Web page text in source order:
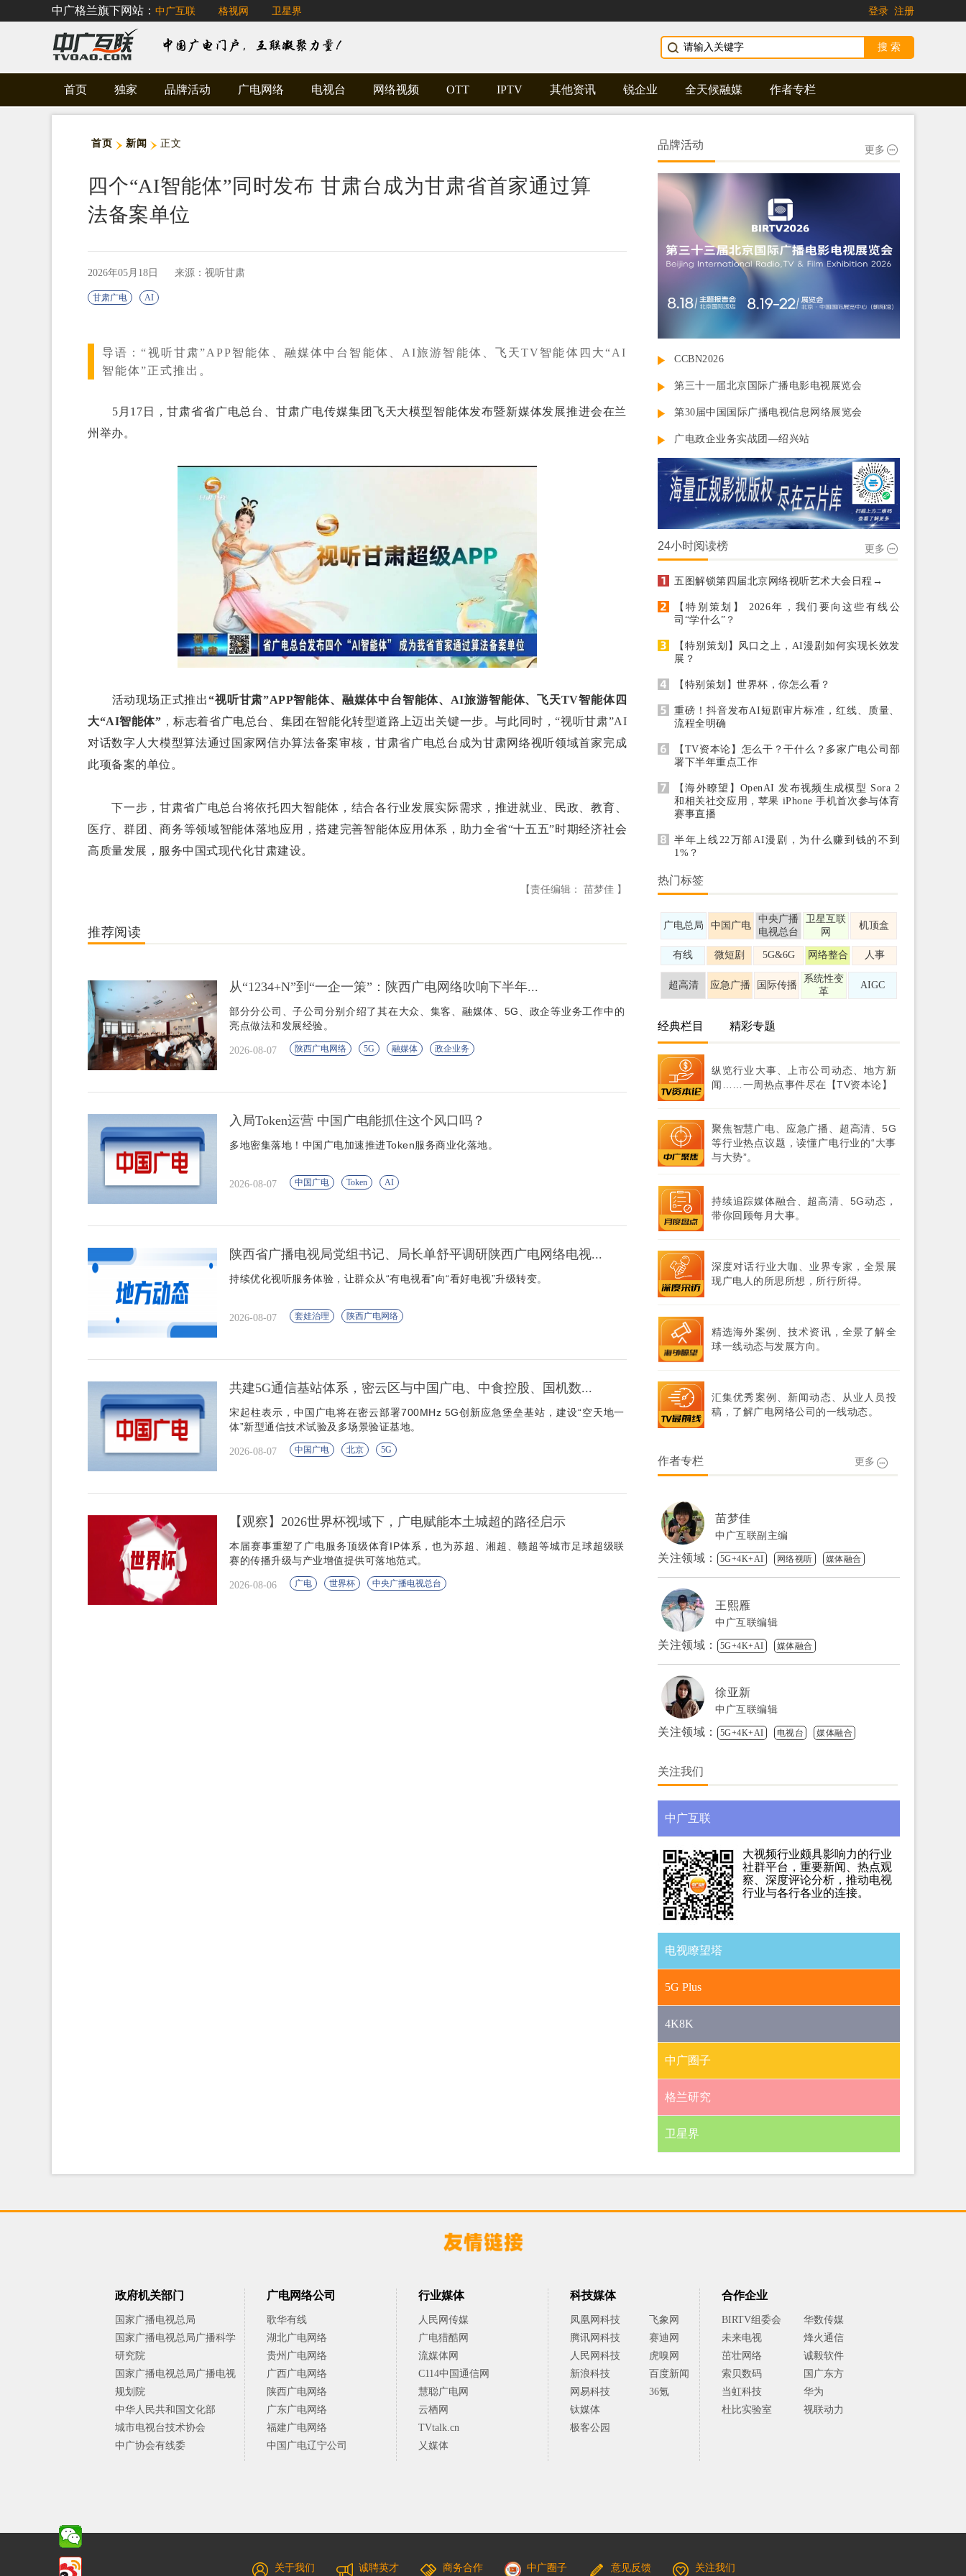
中广格兰旗下网站： 中广互联 格视网 卫星界 登录 注册
首页 独家 品牌活动 广电网络 电视台 网络视频 OTT IPTV 其他资讯 锐企业 全天候融媒 作者专栏
首页 新闻 正文
四个“AI智能体”同时发布 甘肃台成为甘肃省首家通过算
法备案单位
2026年05月18日 来源：视听甘肃
甘肃广电 AI
导语：“视听甘肃”APP智能体、融媒体中台智能体、AI旅游智能体、飞天TV智能体四大“AI
智能体”正式推出。
5月17日，甘肃省省广电总台、甘肃广电传媒集团飞天大模型智能体发布暨新媒体发展推进会在兰
州举办。
活动现场正式推出“视听甘肃”APP智能体、融媒体中台智能体、AI旅游智能体、飞天TV智能体四
大“AI智能体” ，标志着省广电总台、集团在智能化转型道路上迈出关键一步。与此同时，“视听甘肃”AI
对话数字人大模型算法通过国家网信办算法备案审核，甘肃省广电总台成为甘肃网络视听领域首家完成
此项备案的单位。
下一步，甘肃省广电总台将依托四大智能体，结合各行业发展实际需求，推进就业、民政、教育、
医疗、群团、商务等领域智能体落地应用，搭建完善智能体应用体系，助力全省“十五五”时期经济社会
高质量发展，服务中国式现代化甘肃建设。
【责任编辑： 苗梦佳 】
推荐阅读
从“1234+N”到“一企一策”：陕西广电网络吹响下半年...
部分分公司、子公司分别介绍了其在大众、集客、融媒体、5G、政企等业务工作中的
亮点做法和发展经验。
2026-08-07 陕西广电网络 5G 融媒体 政企业务
入局Token运营 中国广电能抓住这个风口吗？
多地密集落地！中国广电加速推进Token服务商业化落地。
2026-08-07 中国广电 Token AI
陕西省广播电视局党组书记、局长单舒平调研陕西广电网络电视...
持续优化视听服务体验，让群众从“有电视看”向“看好电视”升级转变。
2026-08-07 套娃治理 陕西广电网络
共建5G通信基站体系，密云区与中国广电、中食控股、国机数...
宋起柱表示，中国广电将在密云部署700MHz 5G创新应急堡垒基站，建设“空天地一
体”新型通信技术试验及多场景验证基地。
2026-08-07 中国广电 北京 5G
【观察】2026世界杯视域下，广电赋能本土城超的路径启示
本届赛事重塑了广电服务顶级体育IP体系，也为苏超、湘超、赣超等城市足球超级联
赛的传播升级与产业增值提供可落地范式。
2026-08-06 广电 世界杯 中央广播电视总台
品牌活动 更多
CCBN2026
第三十一届北京国际广播电影电视展览会
第30届中国国际广播电视信息网络展览会
广电政企业务实战团—绍兴站
24小时阅读榜 更多
五图解锁第四届北京网络视听艺术大会日程→
【特别策划】 2026年，我们要向这些有线公
司“学什么”？
【特别策划】风口之上，AI漫剧如何实现长效发
展？
【特别策划】世界杯，你怎么看？
重磅！抖音发布AI短剧审片标准，红线、质量、
流程全明确
【TV资本论】怎么干？干什么？多家广电公司部
署下半年重点工作
【海外瞭望】OpenAI 发布视频生成模型 Sora 2
和相关社交应用，苹果 iPhone 手机首次参与体育
赛事直播
半年上线22万部AI漫剧，为什么赚到钱的不到
1%？
热门标签
广电总局 中国广电
中央广播
电视总台
卫星互联
网
机顶盒
有线 微短剧 5G&6G 网络整合 人事
超高清 应急广播 国际传播
系统性变
革
AIGC
经典栏目 精彩专题
纵览行业大事、上市公司动态、地方新
闻……一周热点事件尽在【TV资本论】
聚焦智慧广电、应急广播、超高清、5G
等行业热点议题，读懂广电行业的“大事
与大势”。
持续追踪媒体融合、超高清、5G动态，
带你回顾每月大事。
深度对话行业大咖、业界专家，全景展
现广电人的所思所想，所行所得。
精选海外案例、技术资讯，全景了解全
球一线动态与发展方向。
汇集优秀案例、新闻动态、从业人员投
稿，了解广电网络公司的一线动态。
作者专栏 更多
苗梦佳
中广互联副主编
关注领域： 5G+4K+AI 网络视听 媒体融合
王熙雁
中广互联编辑
关注领域： 5G+4K+AI 媒体融合
徐亚新
中广互联编辑
关注领域： 5G+4K+AI 电视台 媒体融合
关注我们
中广互联
大视频行业颇具影响力的行业
社群平台，重要新闻、热点观
察、深度评论分析，推动电视
行业与各行各业的连接。
电视瞭望塔
5G Plus
4K8K
中广圈子
格兰研究
卫星界
政府机关部门
国家广播电视总局
国家广播电视总局广播科学
研究院
国家广播电视总局广播电视
规划院
中华人民共和国文化部
城市电视台技术协会
中广协会有线委
广电网络公司
歌华有线
湖北广电网络
贵州广电网络
广西广电网络
陕西广电网络
广东广电网络
福建广电网络
中国广电辽宁公司
行业媒体
人民网传媒
广电猎酷网
流媒体网
C114中国通信网
慧聪广电网
云栖网
TVtalk.cn
乂媒体
科技媒体
凤凰网科技
飞象网
腾讯网科技
赛迪网
人民网科技
虎嗅网
新浪科技
百度新闻
网易科技
36氪
钛媒体
极客公园
合作企业
BIRTV组委会
华数传媒
未来电视
烽火通信
茁壮网络
诚毅软件
索贝数码
国广东方
当虹科技
华为
杜比实验室
视联动力
关于我们 诚聘英才 商务合作 中广圈子 意见反馈 关注我们